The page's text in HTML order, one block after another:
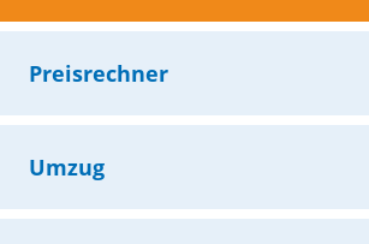
Preisrechner
Umzug